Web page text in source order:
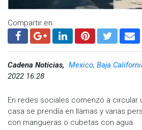
Compartir en:
Cadena Noticias, Mexico, Baja
2022 16:28
En redes sociales comenzó a circular
casa se prendía en llamas y varias
con mangueras o cubetas con agua.